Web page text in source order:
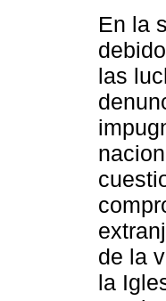
En la
las
de la
la